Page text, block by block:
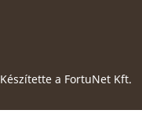
Készítette a FortuNet Kft.